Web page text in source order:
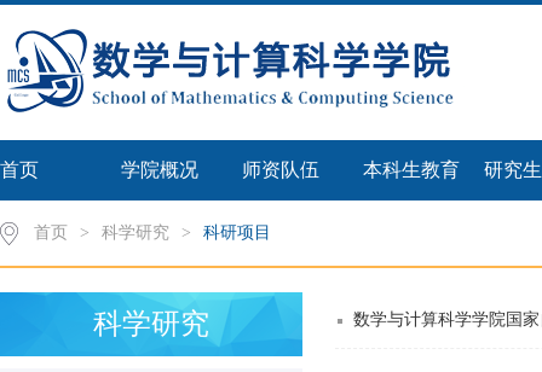
首页 学院概况 师资队伍 本科生教育 研究
首页 > 科学研究 > 科研项目
科学研究 数学与计算科学学院国